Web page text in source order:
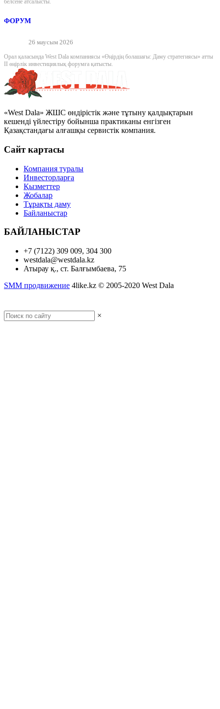
ФОРУМ
26 маусым 2026
Орал қаласында West Dala компаниясы «Өңірдің болашағы: Даму стратегиясы» атты
II өңірлік инвестициялық форумға қатысты.
«West Dala» ЖШС өндірістік және тұтыну қалдықтарын
кешенді үйлестіру бойынша практиканы енгізген
Қазақстандағы алғашқы сервистік компания.
Сайт картасы
Компания туралы
Инвесторларға
Қызметтер
Жобалар
Тұрақты даму
Байланыстар
БАЙЛАНЫСТАР
+7 (7122) 309 009, 304 300
westdala@westdala.kz
Атырау қ., ст. Балғымбаева, 75
SMM продвижение 4like.kz © 2005-2020 West Dala
×